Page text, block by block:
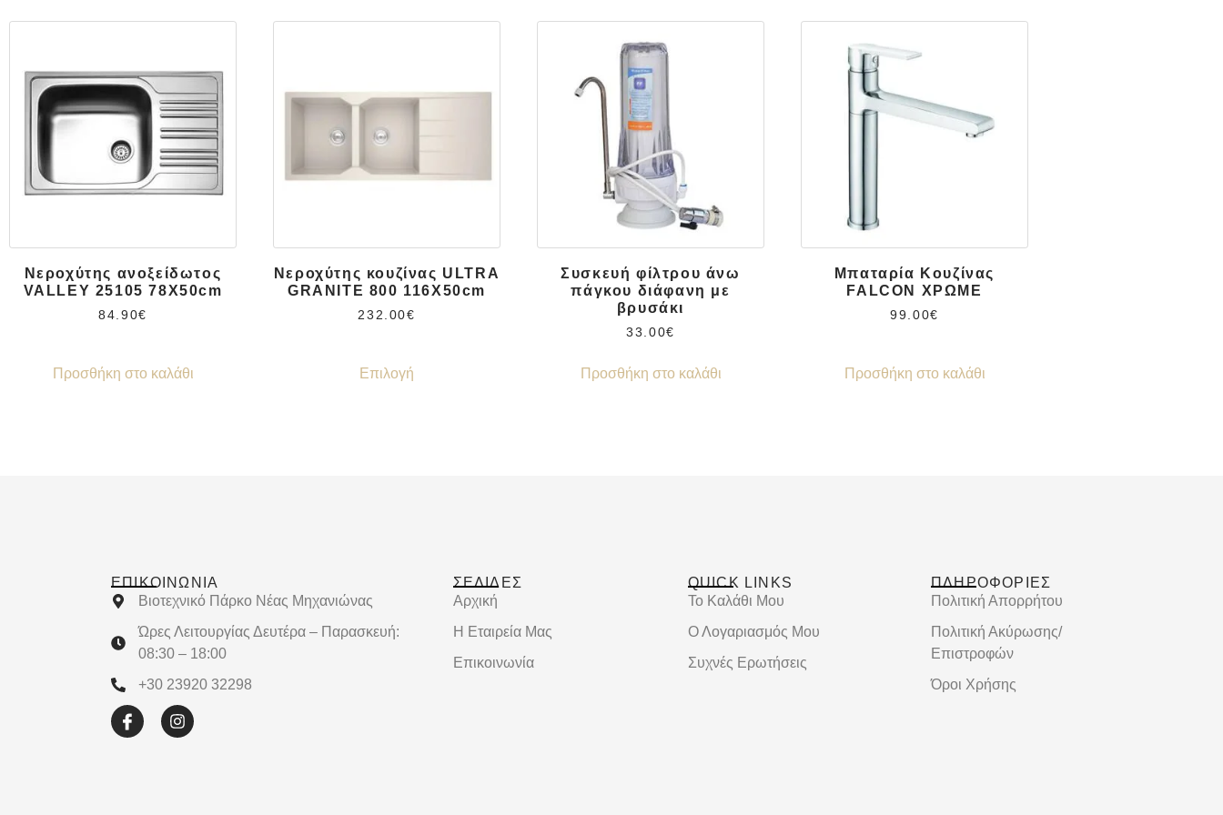
Νεροχύτης ανοξείδωτος
VALLEY 25105 78X50cm
84.90€
Προσθήκη στο καλάθι
Νεροχύτης κουζίνας ULTRA
GRANITE 800 116X50cm
232.00€
Επιλογή
Συσκευή φίλτρου άνω
πάγκου διάφανη με
βρυσάκι
33.00€
Προσθήκη στο καλάθι
Μπαταρία Κουζίνας
FALCON ΧΡΩΜΕ
99.00€
Προσθήκη στο καλάθι
ΕΠΙΚΟΙΝΩΝΊΑ
Βιοτεχνικό Πάρκο Νέας Μηχανιώνας
Ώρες Λειτουργίας Δευτέρα – Παρασκευή:
08:30 – 18:00
+30 23920 32298
ΣΕΛΙΔΕΣ
Αρχική
Η Εταιρεία Μας
Επικοινωνία
QUICK LINKS
Το Καλάθι Μου
Ο Λογαριασμός Μου
Συχνές Ερωτήσεις
ΠΛΗΡΟΦΟΡΙΕΣ
Πολιτική Απορρήτου
Πολιτική Ακύρωσης/
Επιστροφών
Όροι Χρήσης